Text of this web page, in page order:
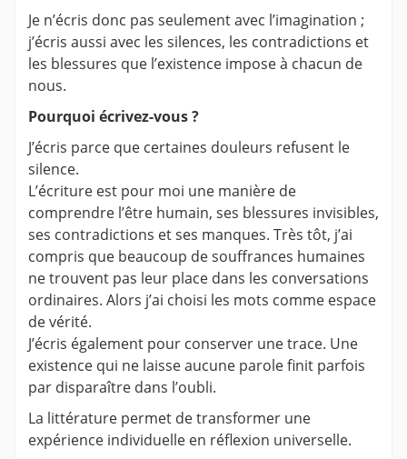
Je n’écris donc pas seulement avec l’imagination ;
j’écris aussi avec les silences, les contradictions et
les blessures que l’existence impose à chacun de
nous.
Pourquoi écrivez-vous ?
J’écris parce que certaines douleurs refusent le
silence.
L’écriture est pour moi une manière de
comprendre l’être humain, ses blessures invisibles,
ses contradictions et ses manques. Très tôt, j’ai
compris que beaucoup de souffrances humaines
ne trouvent pas leur place dans les conversations
ordinaires. Alors j’ai choisi les mots comme espace
de vérité.
J’écris également pour conserver une trace. Une
existence qui ne laisse aucune parole finit parfois
par disparaître dans l’oubli.
La littérature permet de transformer une
expérience individuelle en réflexion universelle.